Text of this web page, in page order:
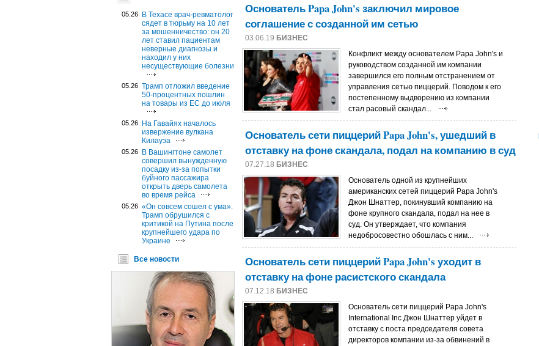
05.26
В Техасе врач-ревматолог
сядет в тюрьму на 10 лет
за мошенничество: он 20
лет ставил пациентам
неверные диагнозы и
находил у них
несуществующие болезни
05.26 Трамп отложил введение
50-процентных пошлин
на товары из ЕС до июля
05.26
На Гавайях началось
извержение вулкана
Килауэа
05.26
В Вашингтоне самолет
совершил вынужденную
посадку из-за попытки
буйного пассажира
открыть дверь самолета
во время рейса
05.26 «Он совсем сошел с ума».
Трамп обрушился с
критикой на Путина после
крупнейшего удара по
Украине
Все новости
Основатель Papa John's заключил мировое
соглашение с созданной им сетью
03.06.19 БИЗНЕС
Конфликт между основателем Papa John's и
руководством созданной им компании
завершился его полным отстранением от
управления сетью пиццерий. Поводом к его
постепенному выдворению из компании
стал расовый скандал...
Основатель сети пиццерий Papa John's, ушедший в
отставку на фоне скандала, подал на компанию в суд
07.27.18 БИЗНЕС
Основатель одной из крупнейших
американских сетей пиццерий Papa John's
Джон Шнаттер, покинувший компанию на
фоне крупного скандала, подал на нее в
суд. Он утверждает, что компания
недобросовестно обошлась с ним...
Основатель сети пиццерий Papa John's уходит в
отставку на фоне расистского скандала
07.12.18 БИЗНЕС
Основатель сети пиццерий Papa John's
International Inc Джон Шнаттер уйдет в
отставку с поста председателя совета
директоров компании из-за обвинений в